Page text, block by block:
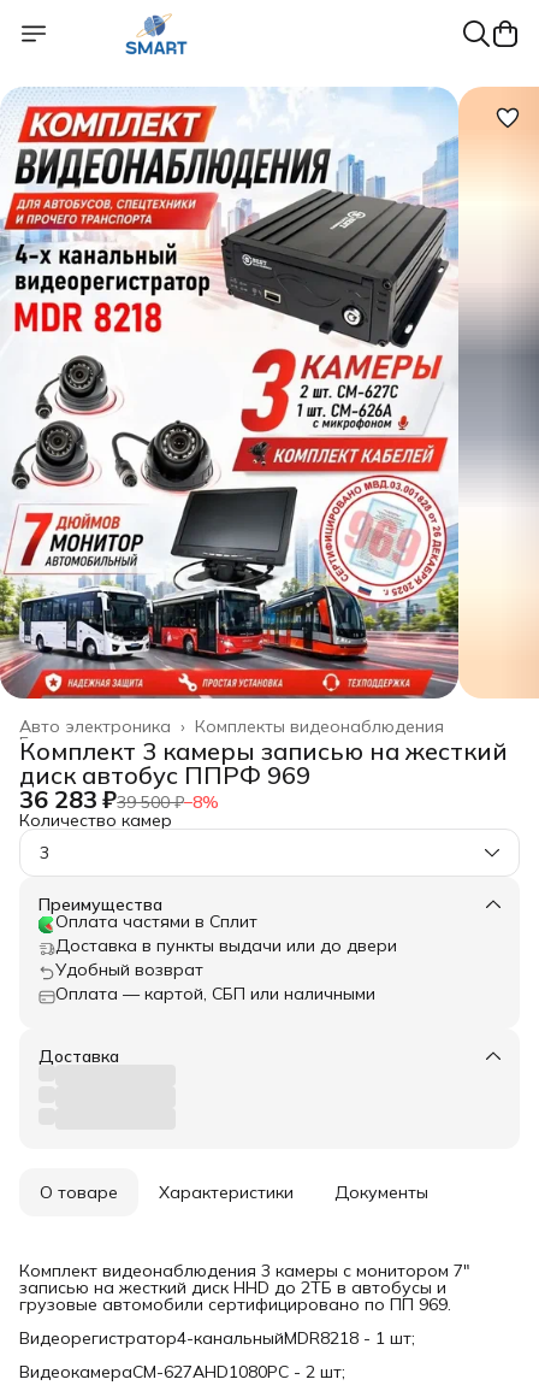
Комплекты видеонаблюдения
Авто электроника ›
Главная
Комплект 3 камеры записью на жесткий
диск автобус ППРФ 969
36 283 ₽39 500 ₽−8%
Количество камер
3
Преимущества
Оплата частями в Сплит
Доставка в пункты выдачи или до двери
Удобный возврат
Оплата — картой, СБП или наличными
Доставка
О товаре Характеристики Документы
Комплект видеонаблюдения 3 камеры с монитором 7"
записью на жесткий диск HHD до 2ТБ в автобусы и
грузовые автомобили сертифицировано по ПП 969.
Видеорегистратор4-канальныйMDR8218 - 1 шт;
ВидеокамераCM-627AHD1080PC - 2 шт;